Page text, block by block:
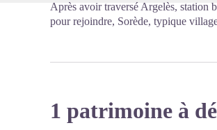
Après avoir traversé Argelès, station
pour rejoindre, Sorède, typique
1 patrimoine à